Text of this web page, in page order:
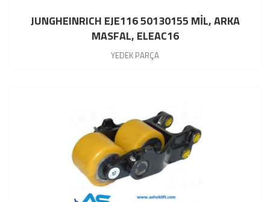
JUNGHEINRICH EJE116 50130155 MİL, ARKA
MASFAL, ELEAC16
YEDEK PARÇA